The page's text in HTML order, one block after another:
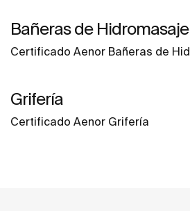
Bañeras de Hidromasaje
Certificado Aenor Bañeras de
Grifería
Certificado Aenor Grifería